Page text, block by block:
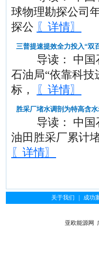
球物理勘探公司
探公 〖详情〗
三普提速提效全力投入“双
导读： 中国石
石油局“依靠科
标，
〖详情〗
胜采厂堵水调剖为特高含
导读： 中国石
油田胜采厂累计
〖详情〗
关于我们 成功
亚欧能源网